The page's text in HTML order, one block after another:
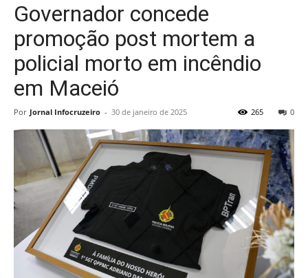
Governador concede
promoção post mortem a
policial morto em incêndio
em Maceió
Por Jornal Infocruzeiro - 30 de janeiro de 2025 0
265